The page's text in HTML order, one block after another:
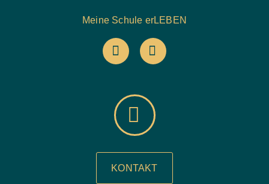
Meine Schule erLEBEN
KONTAKT